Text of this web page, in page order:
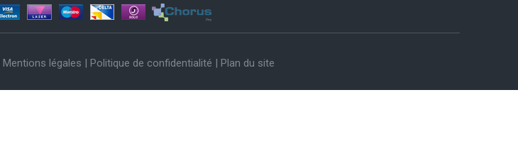
Mentions légales | Politique de confidentialité | Plan du site